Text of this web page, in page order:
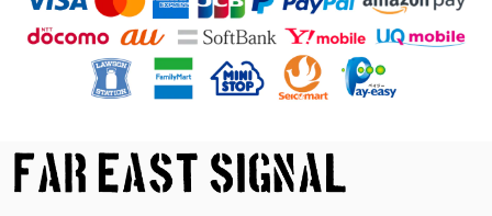
【Button Works】Mercury Dime Coin Necklace Silver 900 Silver 925 ボタンワークス マーキュリーダイム銀貨 ネックレス
2026/03/26